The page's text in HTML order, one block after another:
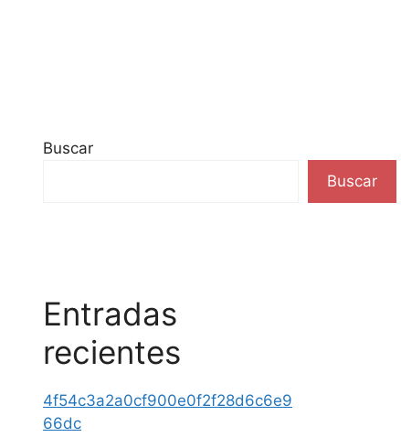
Buscar
Buscar
Entradas
recientes
4f54c3a2a0cf900e0f2f28d6c6e9
66dc